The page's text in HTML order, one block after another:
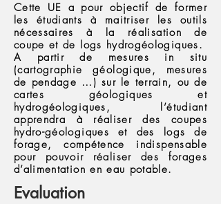
Cette UE a pour objectif de former
les étudiants à maitriser les outils
nécessaires à la réalisation de
coupe et de logs hydrogéologiques.
A partir de mesures in situ
(cartographie géologique, mesures
de pendage …) sur le terrain, ou de
cartes géologiques et
hydrogéologiques, l’étudiant
apprendra à réaliser des coupes
hydro-géologiques et des logs de
forage, compétence indispensable
pour pouvoir réaliser des forages
d’alimentation en eau potable.
Evaluation